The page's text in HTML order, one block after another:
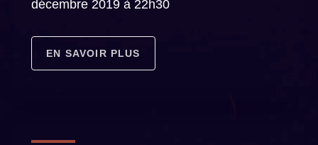
décembre 2019 à 22h30
EN SAVOIR PLUS